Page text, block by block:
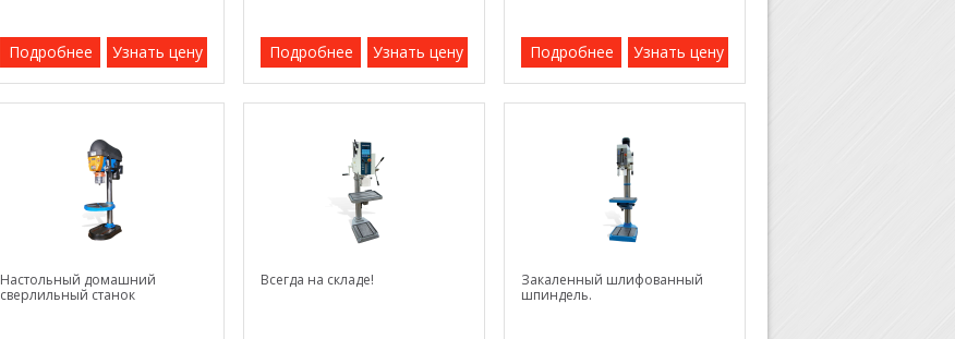
Подробнее Узнать цену Подробнее Узнать цену Подробнее Узнать цену
Настольный домашний
сверлильный станок
Всегда на складе!
Закаленный шлифованный
шпиндель.